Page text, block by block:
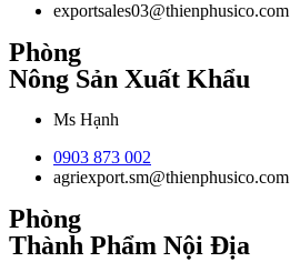
exportsales03@thienphusico.com
Phòng
Nông Sản Xuất Khẩu
Ms Hạnh
0903 873 002
agriexport.sm@thienphusico.com
Phòng
Thành Phẩm Nội Địa